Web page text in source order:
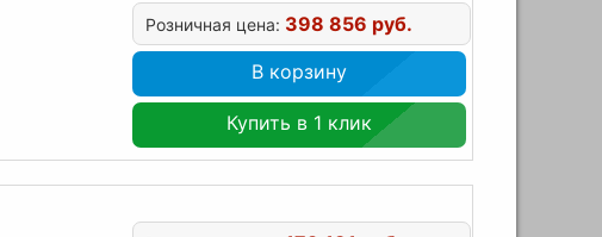
Розничная цена: 398 856 руб.
В корзину
Купить в 1 клик